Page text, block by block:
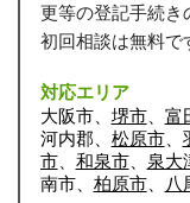
更等の登記手続き
初回相談は無料で
対応エリア
大阪市、 堺市、 富
河内郡、 松原市、
市、 和泉市、 泉大
南市、 柏原市、 八